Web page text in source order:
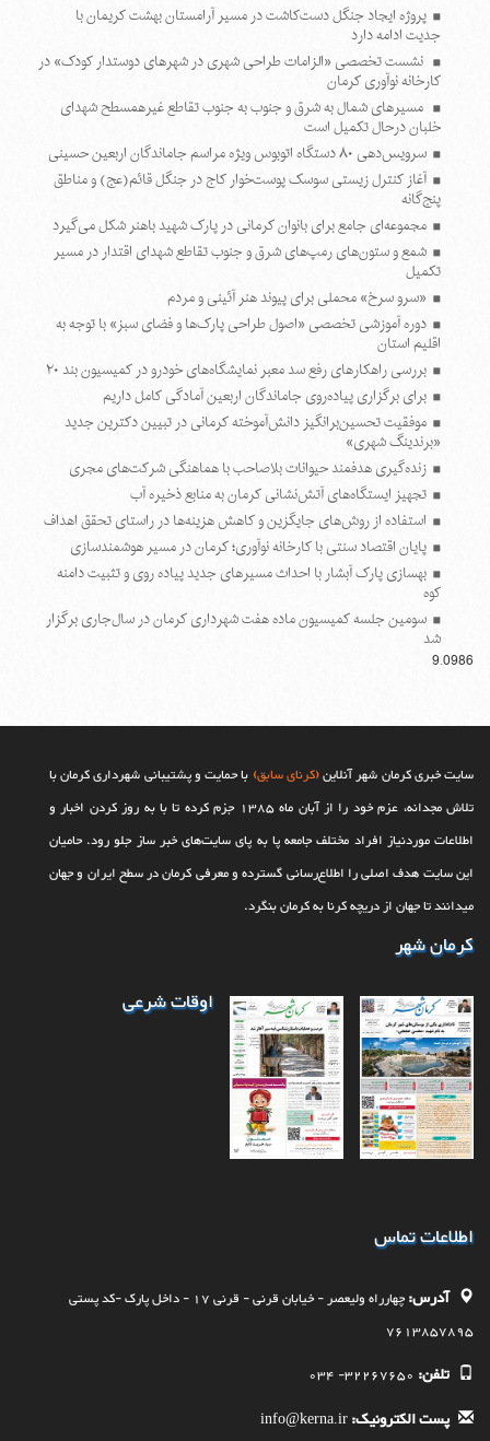
پروژه ایجاد جنگل دست‌کاشت در مسیر آرامستان بهشت کریمان با
جدیت ادامه دارد
نشست تخصصی «الزامات طراحی شهری در شهرهای دوستدار کودک» در
کارخانه نوآوری کرمان
مسیرهای شمال به شرق و جنوب به جنوب تقاطع غیرهمسطح شهدای
خلبان درحال تکمیل است
سرویس‌دهی ۸۰ دستگاه اتوبوس ویژه مراسم جاماندگان اربعین حسینی
آغاز کنترل زیستی سوسک پوست‌خوار کاج در جنگل قائم(عج) و مناطق
پنج‌گانه
مجموعه‌ای جامع برای بانوان کرمانی در پارک شهید باهنر شکل می‌گیرد
شمع و ستون‌های رمپ‌های شرق و جنوب تقاطع شهدای اقتدار در مسیر
تکمیل
«سرو سرخ» محملی برای پیوند هنر آئینی و مردم
دوره آموزشی تخصصی «اصول طراحی پارک‌ها و فضای سبز» با توجه به
اقلیم استان
بررسی راهکارهای رفع سد معبر نمایشگاه‌های خودرو در کمیسیون بند ۲۰
برای برگزاری پیاده‌روی جاماندگان اربعین آمادگی کامل داریم
موفقیت تحسین‌برانگیز دانش‌آموخته کرمانی در تبیین دکترین جدید
«برندینگ شهری»
زنده‌گیری هدفمند حیوانات بلاصاحب با هماهنگی شرکت‌های مجری
تجهیز ایستگاه‌های آتش‌نشانی کرمان به منابع ذخیره آب
استفاده از روش‌های جایگزین و کاهش هزینه‌ها در راستای تحقق اهداف
پایان اقتصاد سنتی با کارخانه نوآوری؛ کرمان در مسیر هوشمندسازی
بهسازی پارک آبشار با احداث مسیرهای جدید پیاده روی و تثبیت دامنه
کوه
سومین جلسه کمیسیون ماده هفت شهرداری کرمان در سال‌جاری برگزار
شد
9.0986
سایت خبری کرمان شهر آنلاین(کرنای سابق) با حمایت و پشتیبانی شهرداری کرمان با
تلاش مجدانه، عزم خود را از آبان ماه 1385 جزم کرده تا با به روز کردن اخبار و
اطلاعات موردنیاز افراد مختلف جامعه پا به پای سایت‌های خبر ساز جلو رود. حامیان
این سایت هدف اصلی را اطلاع‌رسانی گسترده و معرفی کرمان در سطح ایران و جهان
می‎‏دانند تا جهان از دریچه کرنا به کرمان بنگرد.
کرمان شهر
اوقات شرعی
اطلاعات تماس
آدرس:
چهارراه وليعصر - خيابان قرنی - قرنی 17 - داخل پارک -کد پستی
7613857895
تلفن: 32267650- 034
پست الکترونیک: info@kerna.ir